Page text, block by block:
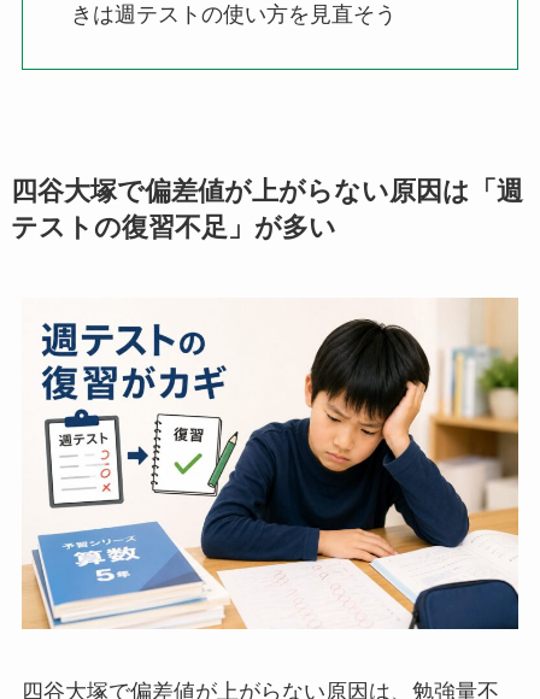
きは週テストの使い方を見直そう
四谷大塚で偏差値が上がらない原因は「週
テストの復習不足」が多い
四谷大塚で偏差値が上がらない原因は、勉強量不